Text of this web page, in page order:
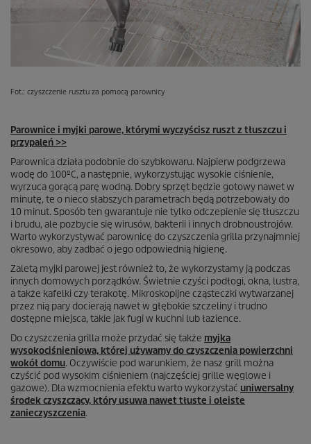
Fot.: czyszczenie rusztu za pomocą parownicy
Parownice i myjki parowe, którymi wyczyścisz ruszt z tłuszczu i
przypaleń >>
Parownica działa podobnie do szybkowaru. Najpierw podgrzewa
wodę do 100ºC, a następnie, wykorzystując wysokie ciśnienie,
wyrzuca gorącą parę wodną. Dobry sprzęt będzie gotowy nawet w
minutę, te o nieco słabszych parametrach będą potrzebowały do
10 minut. Sposób ten gwarantuje nie tylko odczepienie się tłuszczu
i brudu, ale pozbycie się wirusów, bakterii i innych drobnoustrojów.
Warto wykorzystywać parownicę do czyszczenia grilla przynajmniej
okresowo, aby zadbać o jego odpowiednią higienę.
Zaletą myjki parowej jest również to, że wykorzystamy ją podczas
innych domowych porządków. Świetnie czyści podłogi, okna, lustra,
a także kafelki czy terakotę. Mikroskopijne cząsteczki wytwarzanej
przez nią pary docierają nawet w głębokie szczeliny i trudno
dostępne miejsca, takie jak fugi w kuchni lub łazience.
Do czyszczenia grilla może przydać się także myjka
wysokociśnieniowa, której używamy do czyszczenia powierzchni
wokół domu. Oczywiście pod warunkiem, że nasz grill można
czyścić pod wysokim ciśnieniem (najczęściej grille węglowe i
gazowe). Dla wzmocnienia efektu warto wykorzystać uniwersalny
środek czyszczący, który usuwa nawet tłuste i oleiste
zanieczyszczenia.